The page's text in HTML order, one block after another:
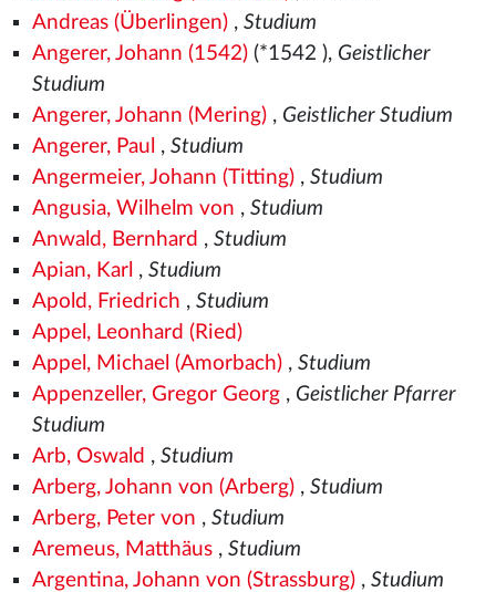
Andreas (Überlingen), Studium
Angerer, Johann (1542)(*1542 ), Geistlicher
Studium
Angerer, Johann (Mering), Geistlicher Studium
Angerer, Paul , Studium
Angermeier, Johann (Titting), Studium
Angusia, Wilhelm von , Studium
Anwald, Bernhard , Studium
Apian, Karl , Studium
Apold, Friedrich , Studium
Appel, Leonhard (Ried)
Appel, Michael (Amorbach), Studium
Appenzeller, Gregor Georg, Geistlicher Pfarrer
Studium
Arb, Oswald , Studium
Arberg, Johann von (Arberg), Studium
Arberg, Peter von , Studium
Aremeus, Matthäus, Studium
Argentina, Johann von (Strassburg), Studium